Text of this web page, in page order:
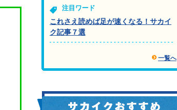
注目ワード
これさえ読めば足が速くなる！サカイ
ク記事７選
一覧へ